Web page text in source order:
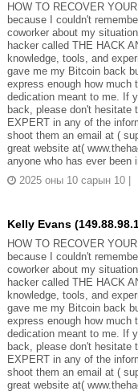
HOW TO RECOVER
because I couldn't
coworker about my
hacker called THE HACK
knowledge, tools, and
gave me my Bitcoin back
express enough how much
dedication meant to me. If
back, please don't hesitate
EXPERT in any of the
shoot them an email at (
great website at(
anyone who has ever been
2025 оны 10 сарын 10
Kelly Evans
HOW TO RECOVER
because I couldn't
coworker about my
hacker called THE HACK
knowledge, tools, and
gave me my Bitcoin back
express enough how much
dedication meant to me. If
back, please don't hesitate
EXPERT in any of the
shoot them an email at (
great website at(